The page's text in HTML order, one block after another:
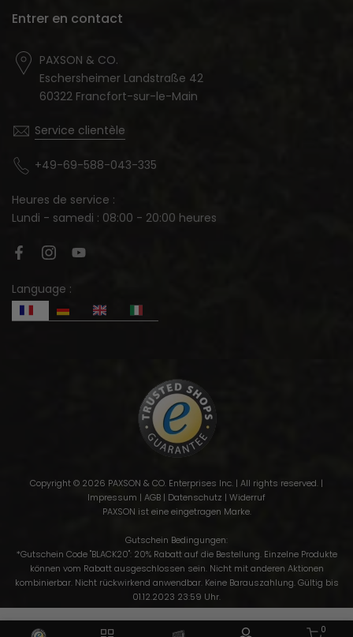
Entrer en contact
PAXSON & CO.
Eschersheimer Landstraße 42
60322 Francfort-sur-le-Main
Service clientèle
+49-69-588-043-335
Heures de service :
Lundi - samedi : 08:00 - 20:00 heures
Language :
Copyright © 2026 PAXSON & CO. Enterprises Inc. | All rights reserved. |
Impressum | AGB | Datenschutz | Widerruf
PAXSON ist eine eingetragen Marke.
Gutschein Bedingungen:
*Gutschein Code "BLACK20": 20% Rabatt auf die Bestellung. Einzelne Produkte
können vom Rabatt ausgeschlossen sein. Nicht mit anderen Aktionen
kombinierbar. Nicht rückwirkend anwendbar. Keine Barauszahlung. Gültig bis
01.12.2023 23:59 Uhr.
0